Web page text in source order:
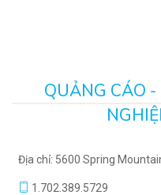
QUẢNG CÁO
Địa chỉ: 5600 Spring
1.702.389.5729